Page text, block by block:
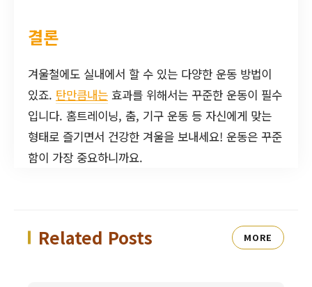
결론
겨울철에도 실내에서 할 수 있는 다양한 운동 방법이
있죠. 탄만큼내는 효과를 위해서는 꾸준한 운동이 필수
입니다. 홈트레이닝, 춤, 기구 운동 등 자신에게 맞는
형태로 즐기면서 건강한 겨울을 보내세요! 운동은 꾸준
함이 가장 중요하니까요.
Related Posts MORE